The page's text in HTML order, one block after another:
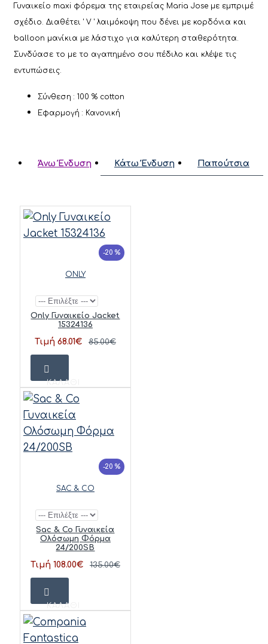
Γυναικείο maxi φόρεμα της εταιρείας Maria Jose με εμπριμέ
σχέδιο. Διαθέτει ' V ' λαιμόκοψη που δένει με κορδόνια και
balloon μανίκια με λάστιχο για καλύτερη σταθερότητα.
Συνδύασε το με το αγαπημένο σου πέδιλο και κλέψε τις
εντυπώσεις.
Σύνθεση : 100 % cotton
Εφαρμογή : Κανονική
Άνω Ένδυση Κάτω Ένδυση Παπούτσια
-20 %
ONLY
Only Γυναικείο Jacket
15324136
Τιμή 68.01€ 85.00€
ΚΑΛΆΘΙ
-20 %
SAC & CO
Sac & Co Γυναικεία
Ολόσωμη Φόρμα
24/200SB
Τιμή 108.00€ 135.00€
ΚΑΛΆΘΙ